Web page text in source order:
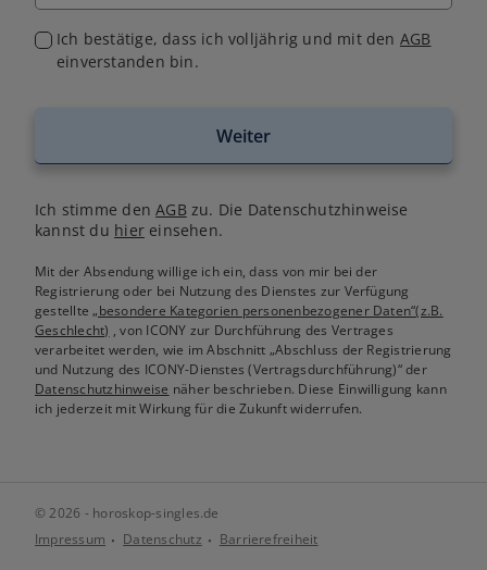
Ich bestätige, dass ich volljährig und mit den AGB
einverstanden bin.
Weiter
Ich stimme denAGB zu. Die Datenschutzhinweise
kannst du hiereinsehen.
Mit der Absendung willige ich ein, dass von mir bei der
Registrierung oder bei Nutzung des Dienstes zur Verfügung
gestellte„besondere Kategorien personenbezogener Daten“(z.B.
Geschlecht) , von ICONY zur Durchführung des Vertrages
verarbeitet werden, wie im Abschnitt „Abschluss der Registrierung
und Nutzung des ICONY-Dienstes (Vertragsdurchführung)“ der
Datenschutzhinweise näher beschrieben. Diese Einwilligung kann
ich jederzeit mit Wirkung für die Zukunft widerrufen.
© 2026 - horoskop-singles.de
Impressum
Datenschutz Barrierefreiheit